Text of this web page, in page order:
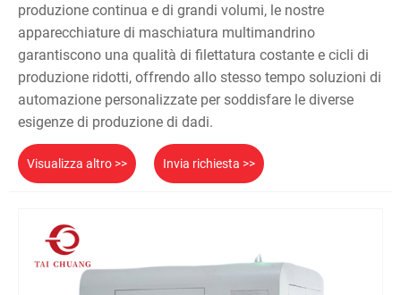
produzione continua e di grandi volumi, le nostre
apparecchiature di maschiatura multimandrino
garantiscono una qualità di filettatura costante e cicli di
produzione ridotti, offrendo allo stesso tempo soluzioni di
automazione personalizzate per soddisfare le diverse
esigenze di produzione di dadi.
Visualizza altro >> Invia richiesta >>